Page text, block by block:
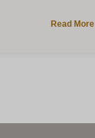
Read More